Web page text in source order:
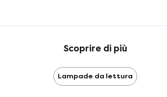
Scoprire di più
Lampade da lettura